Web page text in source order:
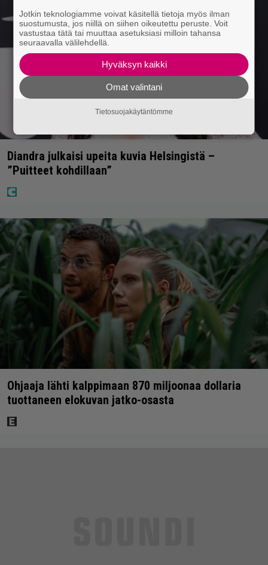
Diandra julkaisi upeita kuvia Helsingistä –
”Puitteet kohdillaan”
Ohjaaja lähti kalppimaan 870 miljoonaa dollaria
tuottaneen elokuvan jatko-osasta
Jotkin teknologiamme voivat käsitellä tietoja myös ilman
suostumusta, jos niillä on siihen oikeutettu peruste. Voit
vastustaa tätä tai muuttaa asetuksiasi milloin tahansa
seuraavalla välilehdellä.
Hyväksyn kaikki
Omat valintani
Tietosuojakäytäntömme